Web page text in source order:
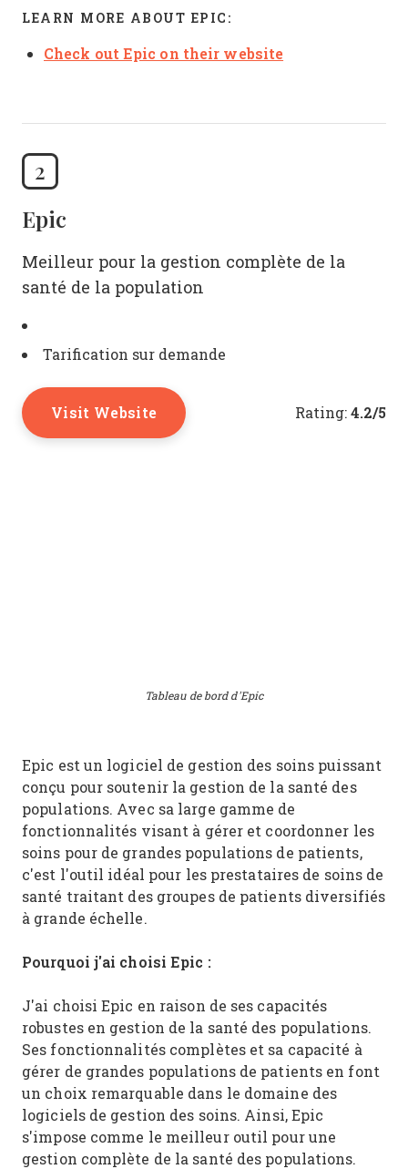
LEARN MORE ABOUT EPIC:
Check out Epic on their website
2
Epic
Meilleur pour la gestion complète de la
santé de la population
Tarification sur demande
Visit Website Rating:4.2/5
Tableau de bord d'Epic
Epic est un logiciel de gestion des soins puissant
conçu pour soutenir la gestion de la santé des
populations. Avec sa large gamme de
fonctionnalités visant à gérer et coordonner les
soins pour de grandes populations de patients,
c'est l'outil idéal pour les prestataires de soins de
santé traitant des groupes de patients diversifiés
à grande échelle.
Pourquoi j'ai choisi Epic :
J'ai choisi Epic en raison de ses capacités
robustes en gestion de la santé des populations.
Ses fonctionnalités complètes et sa capacité à
gérer de grandes populations de patients en font
un choix remarquable dans le domaine des
logiciels de gestion des soins. Ainsi, Epic
s'impose comme le meilleur outil pour une
gestion complète de la santé des populations.